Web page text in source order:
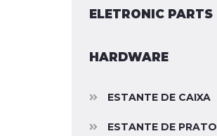
ELETRONIC PARTS
HARDWARE
ESTANTE DE CAIXA
ESTANTE DE PRATO